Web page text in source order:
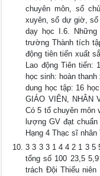
chuyên môn, sổ
xuyên, sổ dự giờ, sổ
dạy học I.6.
trường Thành tích
động tiên tiến xuất
Lao động Tiên tiến:
học sinh: hoàn
dung học tập: 16
GIÁO VIÊN, NHÂN
Có 5 tổ chuyên
lượng GV đạt
Hạng 4 Thạc sĩ
3 3 3 3 1 4 4 2 1 3 5
tổng số 100 23,5
trách Đội Thiếu